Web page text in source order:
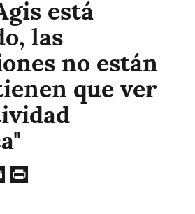
está
las
no están
que ver